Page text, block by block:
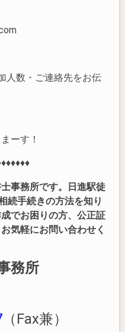
人数・ご連絡先をお伝
ーす！
事務所です。日進駅徒
続手続きの方法を知り
でお困りの方、公正証
気軽にお問い合わせく
務所
（Fax兼）